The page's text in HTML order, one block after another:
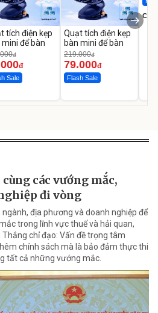
tích điện kẹp
mini để bàn
đ
đ
Sale
Quạt tích điện kẹp
bàn mini để bàn
219.000đ
79.000đ
Flash Sale
các vướng mắc,
đi vòng
địa phương và doanh nghiệp để
trong lĩnh vực thuế và hải quan,
chỉ đạo: Vấn đề trọng tâm
chính sách mà là bảo đảm thực thi
tất cả những vướng mắc.